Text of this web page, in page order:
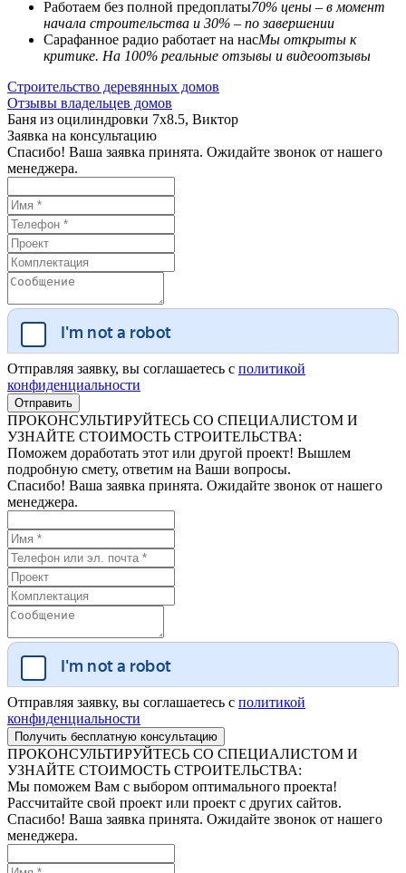
Работаем без полной предоплаты70% цены – в момент
начала строительства и 30% – по завершении
Сарафанное радио работает на насМы открыты к
критике. На 100% реальные отзывы и видеоотзывы
Строительство деревянных домов
Отзывы владельцев домов
Баня из оцилиндровки 7x8.5, Виктор
Заявка на консультацию
Спасибо! Ваша заявка принята. Ожидайте звонок от нашего
менеджера.
Отправляя заявку, вы соглашаетесь с политикой
конфиденциальности
ПРОКОНСУЛЬТИРУЙТЕСЬ СО СПЕЦИАЛИСТОМ И
УЗНАЙТЕ СТОИМОСТЬ СТРОИТЕЛЬСТВА:
Поможем доработать этот или другой проект! Вышлем
подробную смету, ответим на Ваши вопросы.
Спасибо! Ваша заявка принята. Ожидайте звонок от нашего
менеджера.
Отправляя заявку, вы соглашаетесь с политикой
конфиденциальности
ПРОКОНСУЛЬТИРУЙТЕСЬ СО СПЕЦИАЛИСТОМ И
УЗНАЙТЕ СТОИМОСТЬ СТРОИТЕЛЬСТВА:
Мы поможем Вам с выбором оптимального проекта!
Рассчитайте свой проект или проект с других сайтов.
Спасибо! Ваша заявка принята. Ожидайте звонок от нашего
менеджера.